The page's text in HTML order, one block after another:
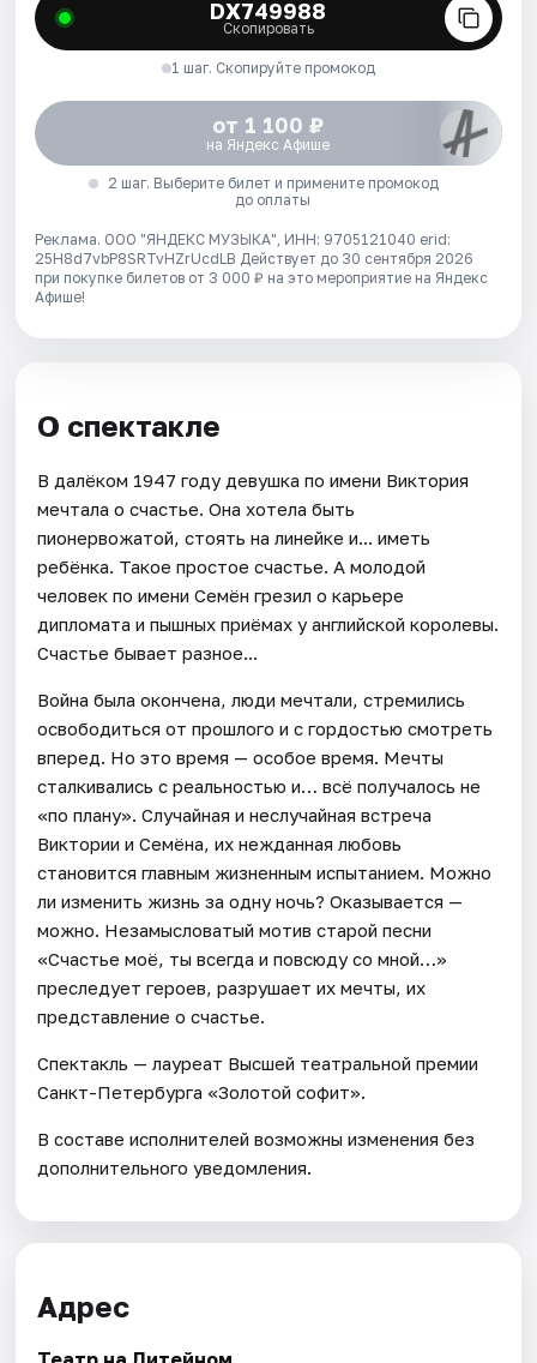
DX749988
Скопировать
1 шаг. Скопируйте промокод
от 1 100 ₽
на Яндекс Афише
2 шаг. Выберите билет и примените промокод
до оплаты
Реклама. ООО "ЯНДЕКС МУЗЫКА", ИНН: 9705121040 erid:
25H8d7vbP8SRTvHZrUcdLB Действует до 30 сентября 2026
при покупке билетов от 3 000 ₽ на это мероприятие на Яндекс
Афише!
О спектакле
В далёком 1947 году девушка по имени Виктория
мечтала о счастье. Она хотела быть
пионервожатой, стоять на линейке и... иметь
ребёнка. Такое простое счастье. А молодой
человек по имени Семён грезил о карьере
дипломата и пышных приёмах у английской королевы.
Счастье бывает разное...
Война была окончена, люди мечтали, стремились
освободиться от прошлого и с гордостью смотреть
вперед. Но это время — особое время. Мечты
сталкивались с реальностью и… всё получалось не
«по плану». Случайная и неслучайная встреча
Виктории и Семёна, их нежданная любовь
становится главным жизненным испытанием. Можно
ли изменить жизнь за одну ночь? Оказывается —
можно. Незамысловатый мотив старой песни
«Счастье моё, ты всегда и повсюду со мной…»
преследует героев, разрушает их мечты, их
представление о счастье.
Спектакль — лауреат Высшей театральной премии
Санкт-Петербурга «Золотой софит».
В составе исполнителей возможны изменения без
дополнительного уведомления.
Адрес